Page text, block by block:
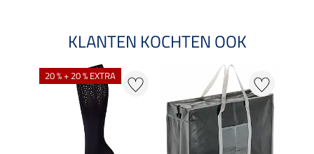
KLANTEN KOCHTEN OOK
20 % + 20 % EXTRA